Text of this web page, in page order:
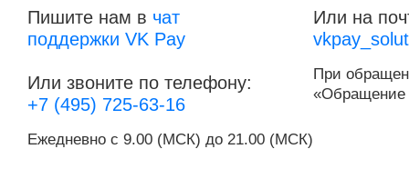
Пишите нам в чат
поддержки VK Pay
Или звоните по телефону:
+7 (495) 725-63-16
Ежедневно с 9.00 (МСК) до 21.00 (МСК)
Или на
При
«Обращение